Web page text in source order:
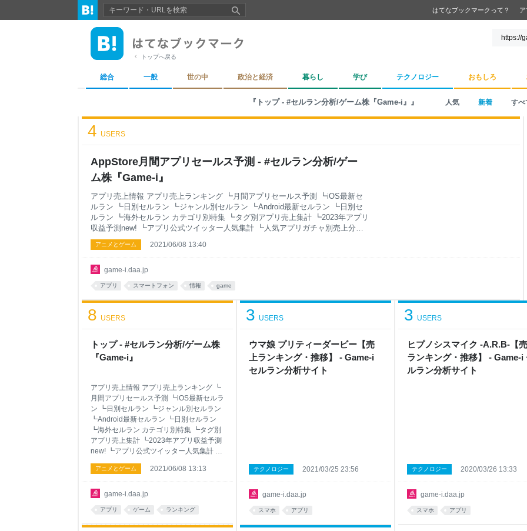
はてなブックマークって？
トップへ戻る
総合 一般 世の中 政治と経済 暮らし 学び テクノロジー おもしろ
『トップ - #セルラン分析/ゲーム株『Game-i』』 人気 新着 すべ
AppStore月間アプリセールス予測 - #セルラン分析/ゲー
ム株『Game-i』
4 USERS
game-i.daa.jp
アプリ売上情報 アプリ売上ランキング ┗月間アプリセールス予測 ┗iOS最新セ
ルラン ┗日別セルラン ┗ジャンル別セルラン ┗Android最新セルラン ┗日別セ
ルラン ┗海外セルラン カテゴリ別特集 ┗タグ別アプリ売上集計 ┗2023年アプリ
収益予測new! ┗アプリ公式ツイッター人気集計 ┗人気アプリガチャ別売上分析
┗歴代セルラン総合1位記録 ┗★フォローアプリ集計 アプリ配信情報 ┗無料人
気ランキング ┗アプリサービス終了分析 ┗セルラン上位アプリニュース8/2up ↑
ング ┗ゲーセク平均株価 予定/実績 ┗直近の決算予定 ┗イベドリカレンダー
new! ┗売上予測・決算実績比較2/9up 銘柄別ランキング ┗時価総額 ┗アプリ売
上合計 ┗アプリ売上前月比 判断材料 ┗ゲーム関連株の手引き ┗ゲーセク株テ
アニメとゲーム 2021/06/08 13:40
アプリ スマートフォン 情報 game
トップ - #セルラン分析/ゲーム株
『Game-i』
8 USERS
game-i.daa.jp
アプリ売上情報 アプリ売上ランキング ┗
月間アプリセールス予測 ┗iOS最新セルラ
ン ┗日別セルラン ┗ジャンル別セルラン
┗Android最新セルラン ┗日別セルラン
┗海外セルラン カテゴリ別特集 ┗タグ別
アプリ売上集計 ┗2023年アプリ収益予測
new! ┗アプリ公式ツイッター人気集計 ┗
人気アプリガチャ別売上分析 ┗歴代セル
ラン総合1位記録 ┗★フォローアプリ集計
アプリサービス終了分析 ┗セルラン上位
株価 ┗前週比ランキング ┗前月比ランキ
ング ┗逆張りランキング ┗ゲーセク平均
アニメとゲーム 2021/06/08 13:13
アプリ ゲーム ランキング
ウマ娘 プリティーダービー【売
上ランキング・推移】 - Game-i
セルラン分析サイト
3 USERS
game-i.daa.jp
テクノロジー 2021/03/25 23:56
スマホ アプリ
ヒプノシスマイク -A.R.B-【
ランキング・推移】 - Game-i
ルラン分析サイト
3 USERS
game-i.daa.jp
テクノロジー 2020/03/26 13:33
スマホ アプリ